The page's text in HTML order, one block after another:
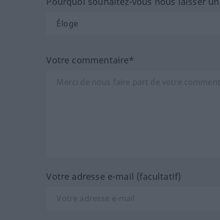
Votre commentaire*
Votre adresse e-mail (facultatif)